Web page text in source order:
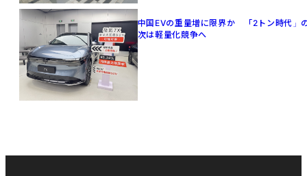
中国EVの重量増に限界か 「2トン時代」
次は軽量化競争へ